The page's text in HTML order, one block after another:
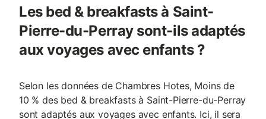
Les bed & breakfasts à Saint-
Pierre-du-Perray sont-ils adaptés
aux voyages avec enfants ?
Selon les données de Chambres Hotes, Moins de
10 % des bed & breakfasts à Saint-Pierre-du-Perray
sont adaptés aux voyages avec enfants. Ici, il sera